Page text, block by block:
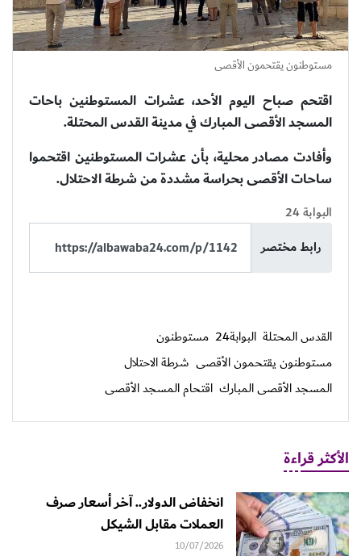
مستوطنون يقتحمون الأقصى
اقتحم صباح اليوم الأحد، عشرات المستوطنين باحات
المسجد الأقصى المبارك في مدينة القدس المحتلة.
وأفادت مصادر محلية، بأن عشرات المستوطنين اقتحموا
ساحات الأقصى بحراسة مشددة من شرطة الاحتلال.
البوابة 24
رابط مختصر
القدس المحتلة البوابة24
مستوطنون
مستوطنون يقتحمون الأقصى شرطة الاحتلال
المسجد الأقصى المبارك اقتحام المسجد الأقصى
الأكثر قراءة
انخفاض الدولار.. آخر أسعار صرف
العملات مقابل الشيكل
10/07/2026